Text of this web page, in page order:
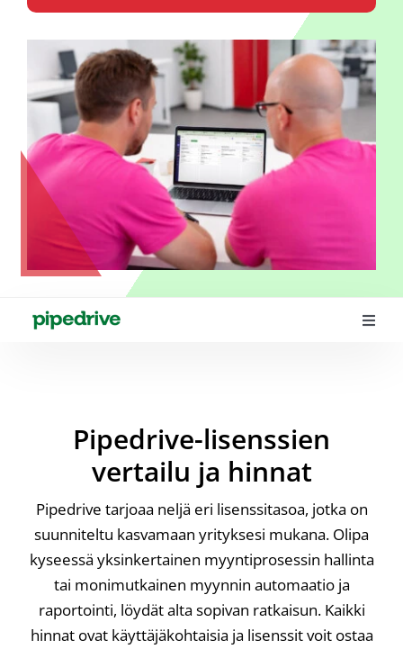
Konsultointi
Integraatiot
Artikkelit
Pipedrive-lisenssien
vertailu ja hinnat
Pipedrive tarjoaa neljä eri lisenssitasoa, jotka on
suunniteltu kasvamaan yrityksesi mukana. Olipa
kyseessä yksinkertainen myyntiprosessin hallinta
tai monimutkainen myynnin automaatio ja
raportointi, löydät alta sopivan ratkaisun. Kaikki
hinnat ovat käyttäjäkohtaisia ja lisenssit voit ostaa